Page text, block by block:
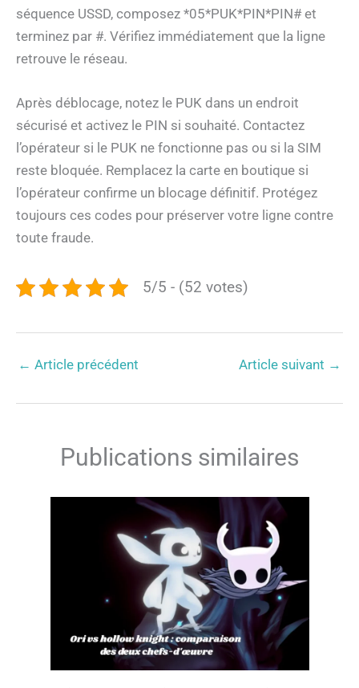
séquence USSD, composez *05*PUK*PIN*PIN# et
terminez par #. Vérifiez immédiatement que la ligne
retrouve le réseau.
Après déblocage, notez le PUK dans un endroit
sécurisé et activez le PIN si souhaité. Contactez
l’opérateur si le PUK ne fonctionne pas ou si la SIM
reste bloquée. Remplacez la carte en boutique si
l’opérateur confirme un blocage définitif. Protégez
toujours ces codes pour préserver votre ligne contre
toute fraude.
5/5 - (52 votes)
← Article précédent Article suivant →
Publications similaires